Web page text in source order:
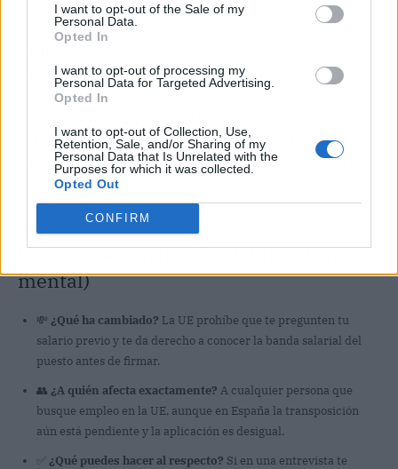
I want to opt-out of the Sale of my
Personal Data.
Opted In
I want to opt-out of processing my
Personal Data for Targeted Advertising.
Opted In
I want to opt-out of Collection, Use,
Retention, Sale, and/or Sharing of my
Personal Data that Is Unrelated with the
Purposes for which it was collected.
Opted Out
CONFIRM
La medida encaja con una tendencia
internacionalhacia la transparencia total, como
las leyes de rangos salariales obligatorios en
tarde, acabará alineándose. ¿El siguiente paso?
Que teletrabajar desde cualquier país de la UE
no desencadene un caos fiscal. Pero eso ya es
otra historia.
En resumen (para tu bolsillo y tu salud
mental)
💸 ¿Qué ha cambiado? La UE prohíbe que te pregunten tu
salario previo y te da derecho a conocer la banda salarial del
puesto antes de firmar.
👥 ¿A quién afecta exactamente? A cualquier persona que
busque empleo en la UE, aunque en España la transposición
aún está pendiente y la aplicación es desigual.
¿Qué puedes hacer al respecto? Si en una entrevista te